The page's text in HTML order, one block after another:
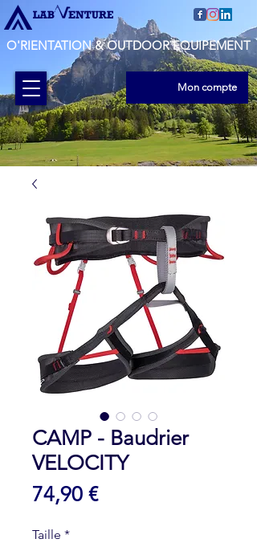
O'RIENTATION & OUTDOOR EQUIPEMENT
Mon compte
CAMP - Baudrier
VELOCITY
74,90 €Prix
Taille *